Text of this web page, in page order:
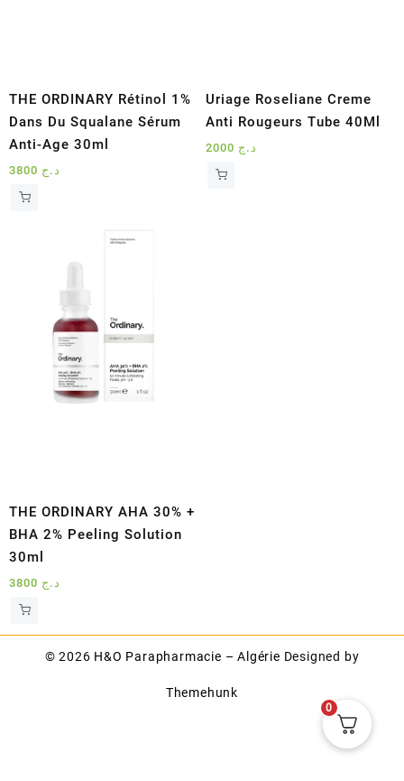
THE ORDINARY Rétinol 1%
Dans Du Squalane Sérum
Anti-Age 30ml
د.ج
Uriage Roseliane Creme
Anti Rougeurs Tube 40Ml
د.ج
THE ORDINARY AHA 30% +
BHA 2% Peeling Solution
30ml
د.ج
© 2026 H&O Parapharmacie – Algérie Designed by
Themehunk
0